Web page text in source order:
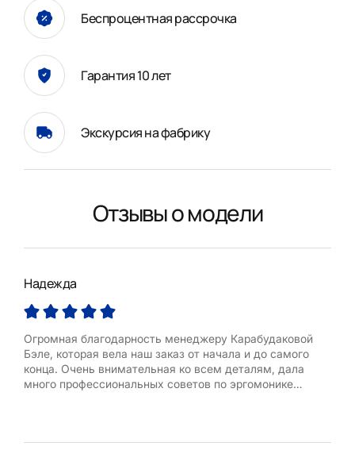
Беспроцентная рассрочка
Гарантия 10 лет
Экскурсия на фабрику
Отзывы о модели
Надежда
Огромная благодарность менеджеру Карабудаковой
Бэле, которая вела наш заказ от начала и до самого
конца. Очень внимательная ко всем деталям, дала
много профессиональных советов по эргомонике